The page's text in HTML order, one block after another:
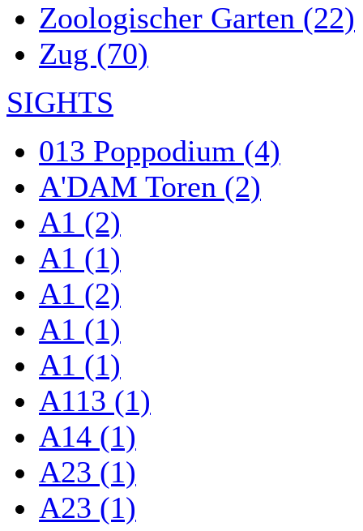
Zoologischer Garten (22)
Zug (70)
SIGHTS
013 Poppodium (4)
A'DAM Toren (2)
A1 (2)
A1 (1)
A1 (2)
A1 (1)
A1 (1)
A113 (1)
A14 (1)
A23 (1)
A23 (1)